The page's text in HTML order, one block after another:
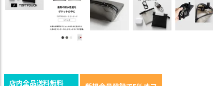
店内全品送料無料